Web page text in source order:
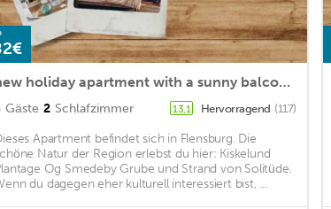
new holiday apartment with a sunny balcony and a large bicycle cellar
Gäste 2 Schlafzimmer 13,1 Hervorragend (117)
Apartment befindet sich in Flensburg. Die
Natur der Region erlebst du hier: Kiskelund
Og Smedeby Grube und Strand von Solitüde.
du dagegen eher kulturell interessiert bist, ...